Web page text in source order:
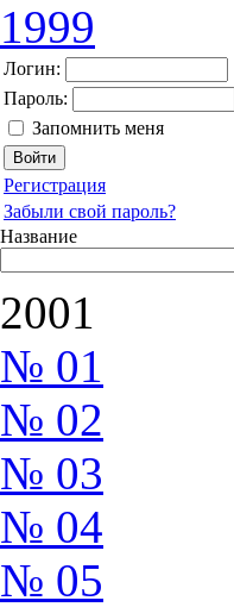
1999
Логин:
Пароль:
Запомнить меня
Регистрация
Забыли свой пароль?
Название
2001
№ 01
№ 02
№ 03
№ 04
№ 05